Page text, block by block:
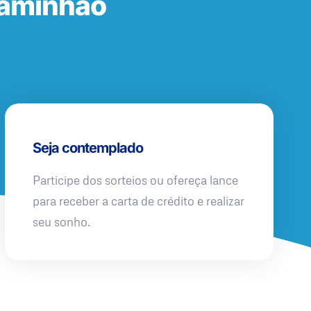
Seja contemplado
Participe dos sorteios ou ofereça lance
para receber a carta de crédito e realizar
seu sonho.